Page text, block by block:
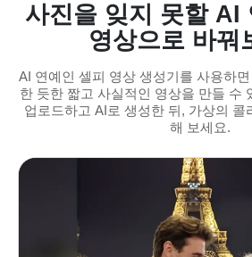
사진을 잊지 못할 AI
영상으로 바꿔
AI 연예인 셀피 영상 생성기를 사용하
한 듯한 짧고 사실적인 영상을 만들 수
업로드하고 AI로 생성한 뒤, 가상의 콜
해 보세요.